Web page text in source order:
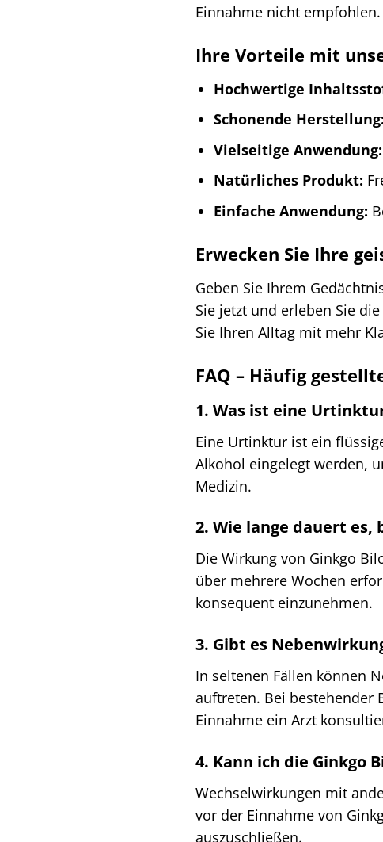
Einnahme nicht empfohlen.
Ihre Vorteile mit
Hochwertige
Schonende Herstellung:
Vielseitige Anwendung:
Natürliches Produkt:
Einfache Anwendung:
Erwecken Sie Ihre
Geben Sie Ihrem
Sie jetzt und erleben Sie
Sie Ihren Alltag mit mehr
FAQ – Häufig
1. Was ist eine
Eine Urtinktur ist ein
Alkohol eingelegt werden,
Medizin.
2. Wie lange dauert
Die Wirkung von Ginkgo
über mehrere Wochen
konsequent einzunehmen.
3. Gibt es
In seltenen Fällen können
auftreten. Bei bestehender
Einnahme ein Arzt
4. Kann ich die Ginkgo
Wechselwirkungen mit
vor der Einnahme von
auszuschließen.